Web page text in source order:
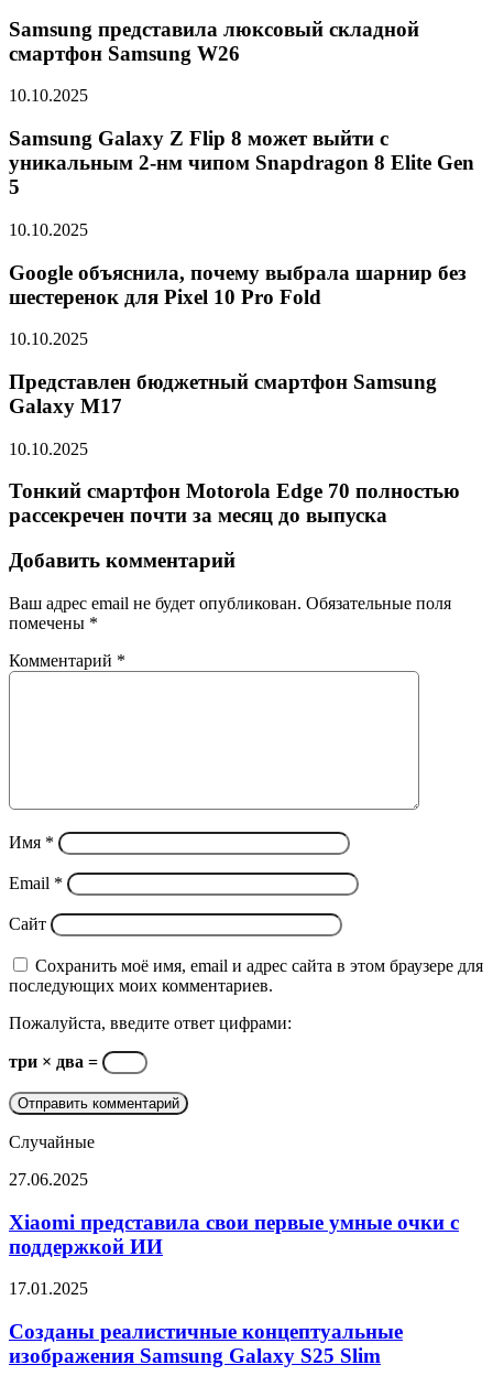
Samsung представила люксовый складной
смартфон Samsung W26
10.10.2025
Samsung Galaxy Z Flip 8 может выйти с
уникальным 2-нм чипом Snapdragon 8 Elite Gen
5
10.10.2025
Google объяснила, почему выбрала шарнир без
шестеренок для Pixel 10 Pro Fold
10.10.2025
Представлен бюджетный смартфон Samsung
Galaxy M17
10.10.2025
Тонкий смартфон Motorola Edge 70 полностью
рассекречен почти за месяц до выпуска
Добавить комментарий
Ваш адрес email не будет опубликован. Обязательные поля
помечены *
Комментарий *
Имя *
Email *
Сайт
Сохранить моё имя, email и адрес сайта в этом браузере для
последующих моих комментариев.
Пожалуйста, введите ответ цифрами:
три × два =
Случайные
Xiaomi
свои
первые
умные
с
ИИ
27.06.2025
Xiaomi представила свои первые умные очки с
поддержкой ИИ
Созданы
концептуальные
изображения
Samsung
17.01.2025
Созданы реалистичные концептуальные
изображения Samsung Galaxy S25 Slim